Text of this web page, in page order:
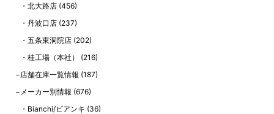
北大路店 (456)
丹波口店 (237)
五条東洞院店 (202)
桂工場（本社）
(216)
店舗在庫一覧情報 (187)
メーカー別情報 (676)
Bianchi/ビアンキ (36)